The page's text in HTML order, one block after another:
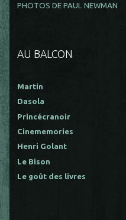
PHOTOS DE PAUL NEWMAN
AU BALCON
Martin
Dasola
Princécranoir
Cinememories
Henri Golant
Le Bison
Le goût des livres